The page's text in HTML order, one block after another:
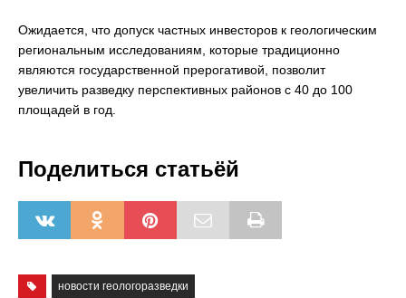
Ожидается, что допуск частных инвесторов к геологическим
региональным исследованиям, которые традиционно
являются государственной прерогативой, позволит
увеличить разведку перспективных районов с 40 до 100
площадей в год.
Поделиться статьёй
новости геологоразведки